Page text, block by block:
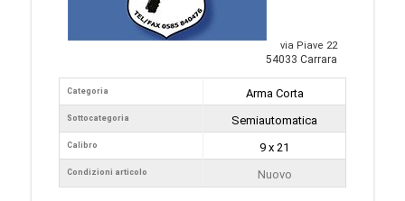
via Piave 22
54033 Carrara
Categoria
Sottocategoria
Calibro
Condizioni articolo
Arma Corta
Semiautomatica
9 x 21
Nuovo